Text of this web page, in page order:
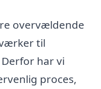
overvældende
til
har vi
proces,